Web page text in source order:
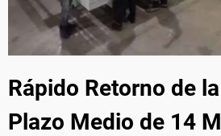
Rápido Retorno de
Plazo Medio de 14